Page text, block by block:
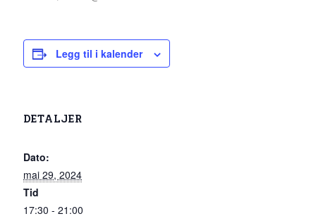
Legg til i kalender
DETALJER
Dato:
mai 29, 2024
Tid
17:30 - 21:00